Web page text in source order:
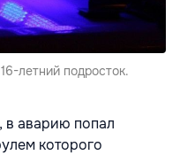
летний подросток.
в аварию попал
которого